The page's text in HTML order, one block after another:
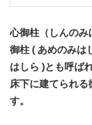
心御柱（しんのみ
御柱 ( あめのみは
はしら )とも呼ば
床下に建てられ
す。